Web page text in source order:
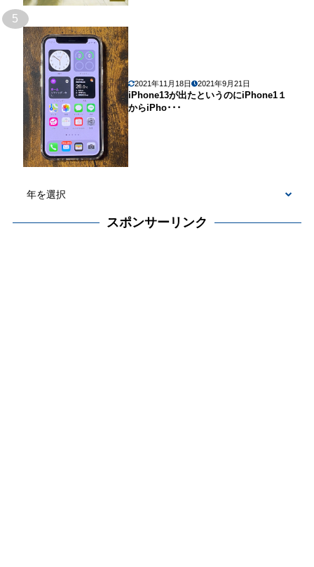
5
2021年11月18日 2021年9月21日
iPhone13が出たというのにiPhone1１
からiPho･･･
スポンサーリンク